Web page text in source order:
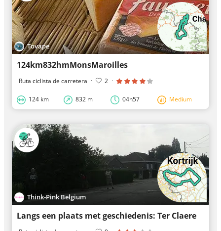
Tovape
124km832hmMonsMaroilles
Ruta ciclista de carretera · 2 ·
124 km 832 m 04h57 Medium
Think-Pink Belgium
Langs een plaats met geschiedenis: Ter Claere